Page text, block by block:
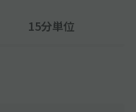
15分単位